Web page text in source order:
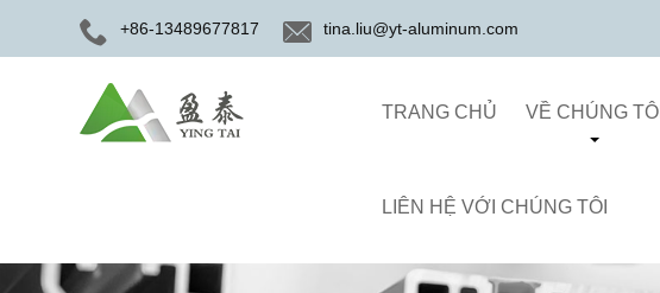
+86-13489677817 tina.liu@yt-aluminum.com
TRANG CHỦ VỀ CHÚNG TÔI
LIÊN HỆ VỚI CHÚNG TÔI